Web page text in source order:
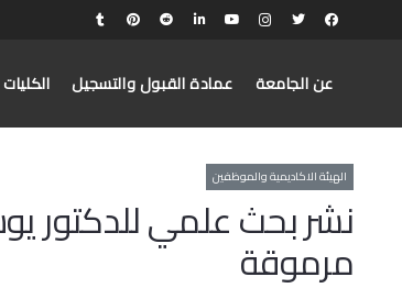
عن الجامعة عمادة القبول والتسجيل
الهيئة الاكاديمية والموظفين
نشر بحث علمي للدكتور
مرموقة